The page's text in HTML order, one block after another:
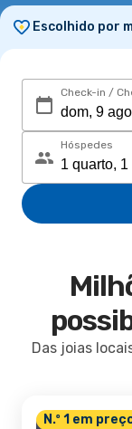
Escolhido por
Check-in /
Hóspedes
Das joias
N.º 1 em